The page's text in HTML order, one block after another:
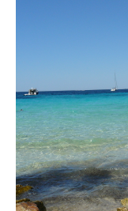
HOME
SIL25
2
601
Kč
Původně:
2
890
Kč